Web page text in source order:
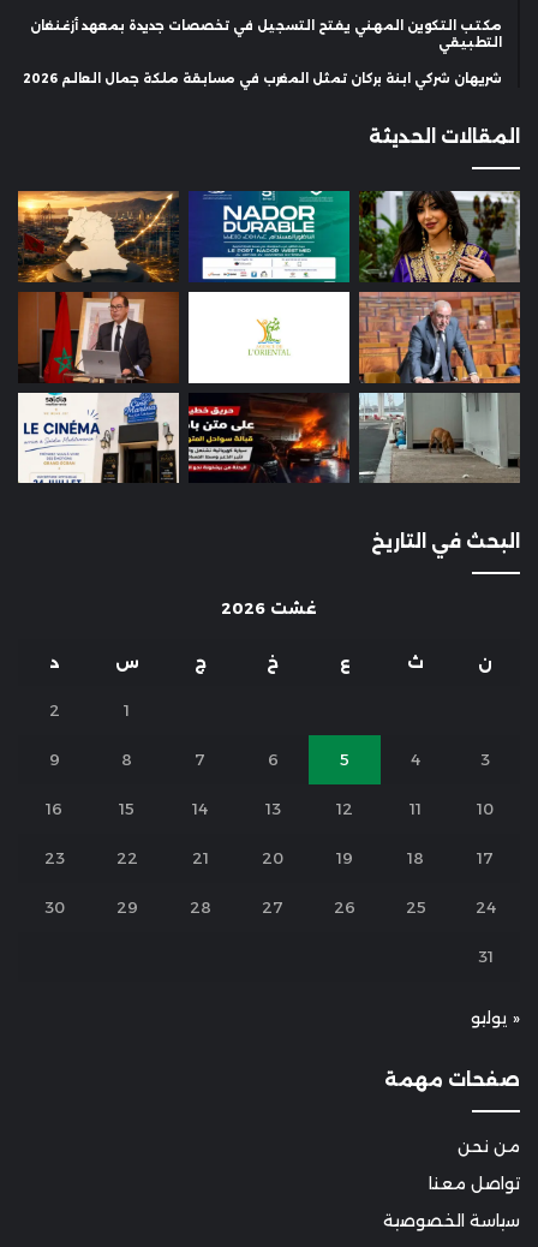
مكتب التكوين المهني يفتح التسجيل في تخصصات جديدة بمعهد أزغنغان
التطبيقي
شريهان شركي ابنة بركان تمثل المغرب في مسابقة ملكة جمال العالم 2026
المقالات الحديثة
البحث في التاريخ
غشت 2026
ن ث ع خ ج س د
1
2
3
4
5
6
7
8
9
10
11
12
13
14
15
16
17
18
19
20
21
22
23
24
25
26
27
28
29
30
31
« يوليو
صفحات مهمة
من نحن
تواصل معنا
سياسة الخصوصية